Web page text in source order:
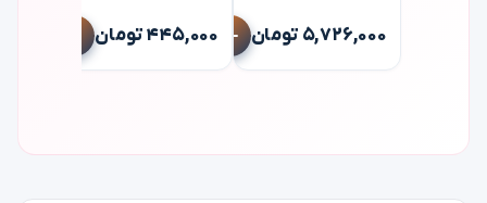
۵,۷۲۶,۰۰۰ تومان ۴۴۵,۰۰۰ تومان